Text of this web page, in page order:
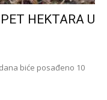
HEKTARA U
biće posađeno 10